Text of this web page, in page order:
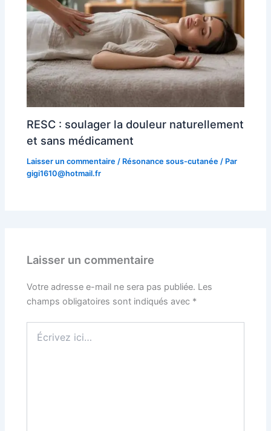
RESC : soulager la douleur naturellement
et sans médicament
Laisser un commentaire / Résonance sous-cutanée / Par
gigi1610@hotmail.fr
Laisser un commentaire
Votre adresse e-mail ne sera pas publiée. Les
champs obligatoires sont indiqués avec *
ici…